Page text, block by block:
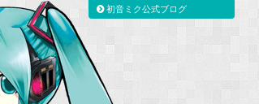
初音ミク公式ブログ